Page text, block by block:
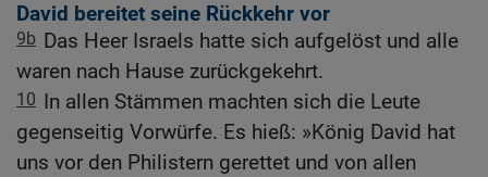
David bereitet seine Rückkehr vor
9b Das Heer Israels hatte sich aufgelöst und alle
waren nach Hause zurückgekehrt.
10 In allen Stämmen machten sich die Leute
gegenseitig Vorwürfe. Es hieß: »König David hat
uns vor den Philistern gerettet und von allen